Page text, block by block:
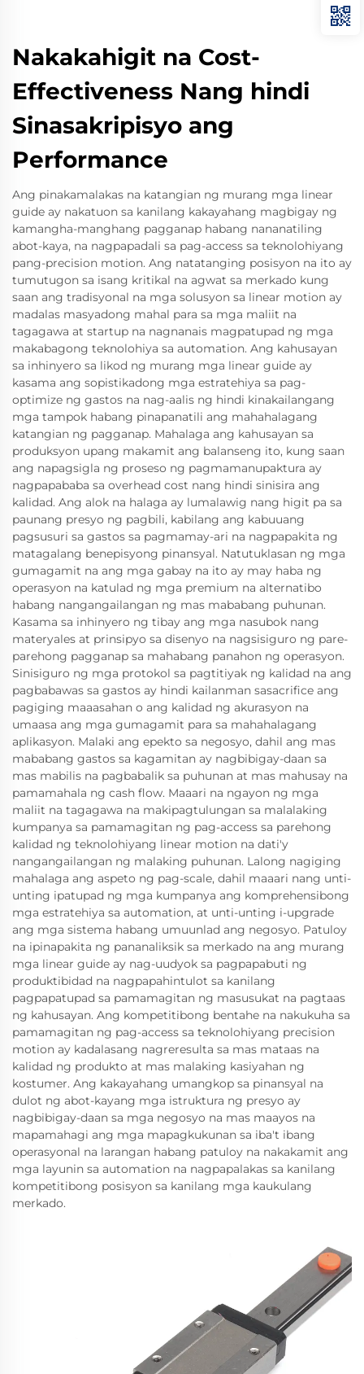
Nakakahigit na Cost-
Effectiveness Nang hindi
Sinasakripisyo ang
Performance
Ang pinakamalakas na katangian ng murang mga linear
guide ay nakatuon sa kanilang kakayahang magbigay ng
kamangha-manghang pagganap habang nananatiling
abot-kaya, na nagpapadali sa pag-access sa teknolohiyang
pang-precision motion. Ang natatanging posisyon na ito ay
tumutugon sa isang kritikal na agwat sa merkado kung
saan ang tradisyonal na mga solusyon sa linear motion ay
madalas masyadong mahal para sa mga maliit na
tagagawa at startup na nagnanais magpatupad ng mga
makabagong teknolohiya sa automation. Ang kahusayan
sa inhinyero sa likod ng murang mga linear guide ay
kasama ang sopistikadong mga estratehiya sa pag-
optimize ng gastos na nag-aalis ng hindi kinakailangang
mga tampok habang pinapanatili ang mahahalagang
katangian ng pagganap. Mahalaga ang kahusayan sa
produksyon upang makamit ang balanseng ito, kung saan
ang napagsigla ng proseso ng pagmamanupaktura ay
nagpapababa sa overhead cost nang hindi sinisira ang
kalidad. Ang alok na halaga ay lumalawig nang higit pa sa
paunang presyo ng pagbili, kabilang ang kabuuang
pagsusuri sa gastos sa pagmamay-ari na nagpapakita ng
matagalang benepisyong pinansyal. Natutuklasan ng mga
gumagamit na ang mga gabay na ito ay may haba ng
operasyon na katulad ng mga premium na alternatibo
habang nangangailangan ng mas mababang puhunan.
Kasama sa inhinyero ng tibay ang mga nasubok nang
materyales at prinsipyo sa disenyo na nagsisiguro ng pare-
parehong pagganap sa mahabang panahon ng operasyon.
Sinisiguro ng mga protokol sa pagtitiyak ng kalidad na ang
pagbabawas sa gastos ay hindi kailanman sasacrifice ang
pagiging maaasahan o ang kalidad ng akurasyon na
umaasa ang mga gumagamit para sa mahahalagang
aplikasyon. Malaki ang epekto sa negosyo, dahil ang mas
mababang gastos sa kagamitan ay nagbibigay-daan sa
mas mabilis na pagbabalik sa puhunan at mas mahusay na
pamamahala ng cash flow. Maaari na ngayon ng mga
maliit na tagagawa na makipagtulungan sa malalaking
kumpanya sa pamamagitan ng pag-access sa parehong
kalidad ng teknolohiyang linear motion na dati'y
nangangailangan ng malaking puhunan. Lalong nagiging
mahalaga ang aspeto ng pag-scale, dahil maaari nang unti-
unting ipatupad ng mga kumpanya ang komprehensibong
mga estratehiya sa automation, at unti-unting i-upgrade
ang mga sistema habang umuunlad ang negosyo. Patuloy
na ipinapakita ng pananaliksik sa merkado na ang murang
mga linear guide ay nag-uudyok sa pagpapabuti ng
produktibidad na nagpapahintulot sa kanilang
pagpapatupad sa pamamagitan ng masusukat na pagtaas
ng kahusayan. Ang kompetitibong bentahe na nakukuha sa
pamamagitan ng pag-access sa teknolohiyang precision
motion ay kadalasang nagreresulta sa mas mataas na
kalidad ng produkto at mas malaking kasiyahan ng
kostumer. Ang kakayahang umangkop sa pinansyal na
dulot ng abot-kayang mga istruktura ng presyo ay
nagbibigay-daan sa mga negosyo na mas maayos na
mapamahagi ang mga mapagkukunan sa iba't ibang
operasyonal na larangan habang patuloy na nakakamit ang
mga layunin sa automation na nagpapalakas sa kanilang
kompetitibong posisyon sa kanilang mga kaukulang
merkado.